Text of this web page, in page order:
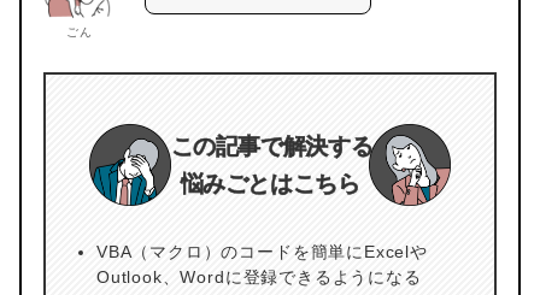
ごん
この記事で解決する
悩みごとはこちら
VBA（マクロ）のコードを簡単にExcelや
Outlook、Wordに登録できるようになる